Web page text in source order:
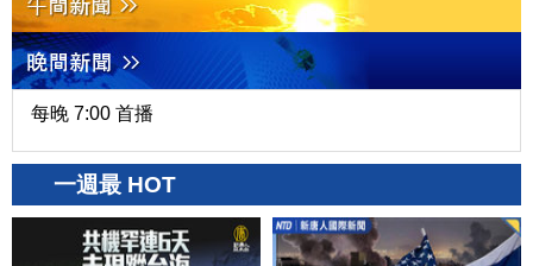
每晚 7:00 首播
一週最 HOT